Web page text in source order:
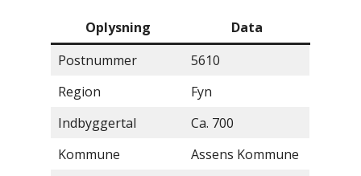
Oplysning
Data
Postnummer
5610
Region
Fyn
Indbyggertal
Ca. 700
Kommune
Assens Kommune